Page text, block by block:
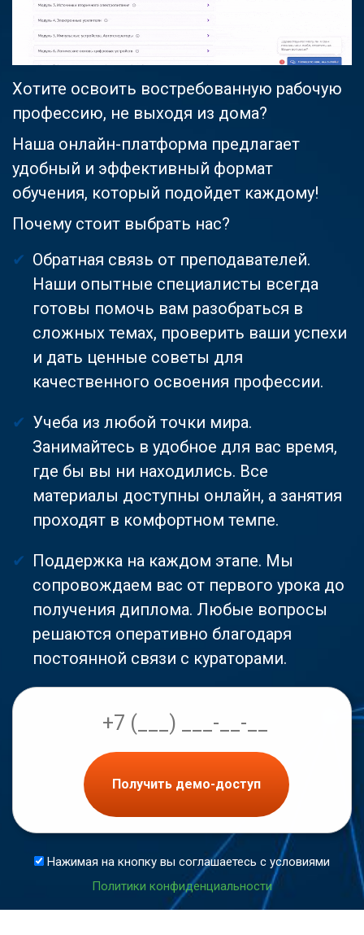
Хотите освоить востребованную рабочую
профессию, не выходя из дома?
Наша онлайн-платформа предлагает
удобный и эффективный формат
обучения, который подойдет каждому!
Почему стоит выбрать нас?
Обратная связь от преподавателей.
Наши опытные специалисты всегда
готовы помочь вам разобраться в
сложных темах, проверить ваши успехи
и дать ценные советы для
качественного освоения профессии.
Учеба из любой точки мира.
Занимайтесь в удобное для вас время,
где бы вы ни находились. Все
материалы доступны онлайн, а занятия
проходят в комфортном темпе.
Поддержка на каждом этапе. Мы
сопровождаем вас от первого урока до
получения диплома. Любые вопросы
решаются оперативно благодаря
постоянной связи с кураторами.
Получить демо-доступ
Нажимая на кнопку вы соглашаетесь с условиями
Политики конфиденциальности